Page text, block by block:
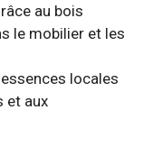
au bois
le mobilier et les
locales
et aux